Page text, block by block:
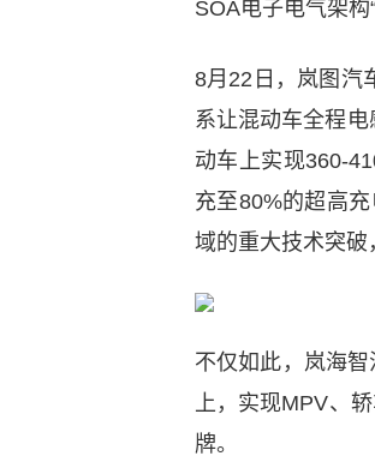
SOA电子电气架构
8月22日，岚图汽
系让混动车全程
动车上实现360-
充至80%的超高
域的重大技术突破
不仅如此，岚海
上，实现MPV、
牌。